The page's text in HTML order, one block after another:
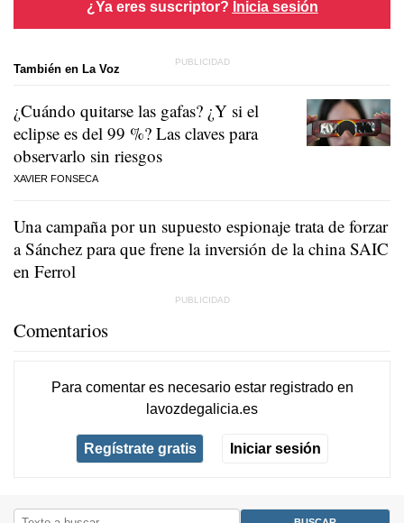
¿Ya eres suscriptor? Inicia sesión
También en La Voz
¿Cuándo quitarse las gafas? ¿Y si el
eclipse es del 99 %? Las claves para
observarlo sin riesgos
XAVIER FONSECA
Una campaña por un supuesto espionaje trata de forzar
a Sánchez para que frene la inversión de la china SAIC
en Ferrol
Comentarios
Para comentar es necesario estar registradoen
lavozdegalicia.es
Regístrate gratis Iniciar sesión